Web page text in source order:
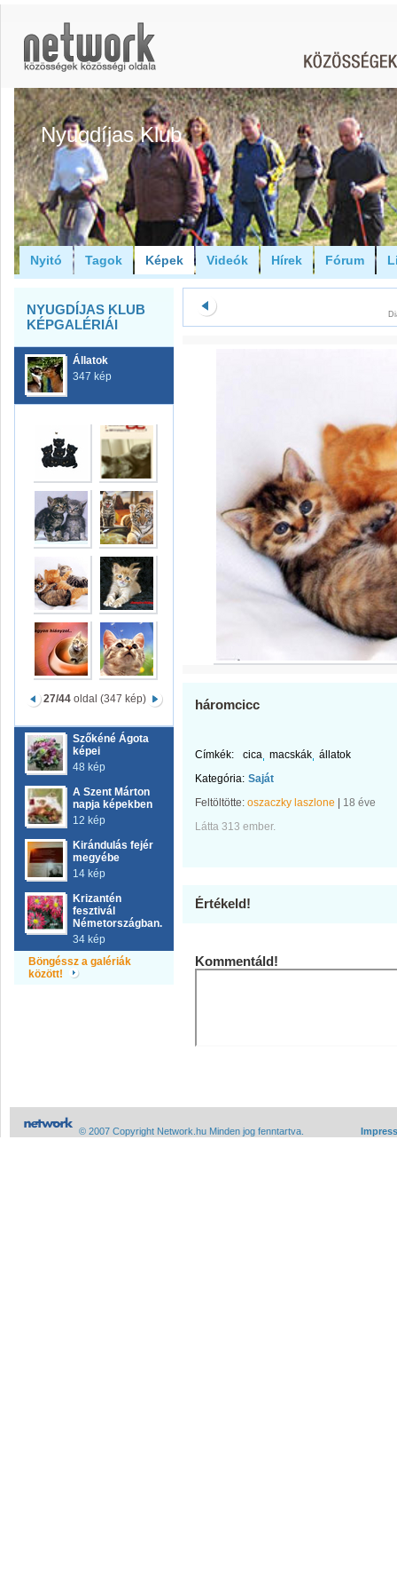
Nyugdíjas Klub
Nyitó Tagok Képek Videók Hírek Fórum
NYUGDÍJAS KLUB
KÉPGALÉRIÁI
Állatok
347 kép
27/44 oldal (347 kép)
Szőkéné Ágota
képei
48 kép
A Szent Márton
napja képekben
12 kép
Kirándulás fejér
megyébe
14 kép
Krizantén
fesztivál
Németországban.
34 kép
Böngéssz a galériák
között!
háromcicc
Címkék: cica macskák állatok
Kategória: Saját
Feltöltötte: oszaczky laszlone
18 éve
Látta 313 ember.
Értékeld!
Kommentáld!
© 2007 Copyright Network.hu Minden jog fenntartva.